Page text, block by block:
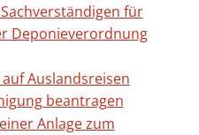
für
Deponieverordnung
Auslandsreisen
beantragen
Anlage zum